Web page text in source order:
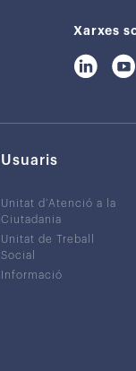
Xarxes
Usuaris
Unitat d’Atenció a la
Ciutadania
Unitat de Treball
Social
Informació